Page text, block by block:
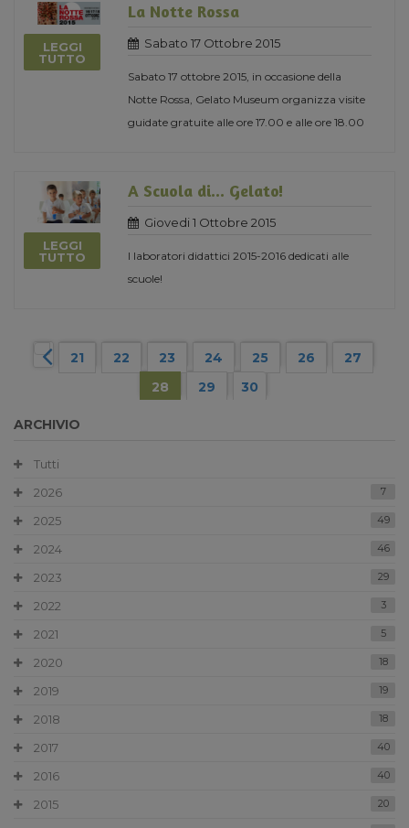
LEGGI
TUTTO
La Notte Rossa
Sabato 17 Ottobre 2015
Sabato 17 ottobre 2015, in occasione della
Notte Rossa, Gelato Museum organizza visite
guidate gratuite alle ore 17.00 e alle ore 18.00
LEGGI
TUTTO
A Scuola di... Gelato!
Giovedi 1 Ottobre 2015
I laboratori didattici 2015-2016 dedicati alle
scuole!
21 22 23 24 25 26
27
28
29 30
ARCHIVIO
Tutti
2026
7
2025 49
2024 46
2023 29
2022 3
2021 5
2020 18
2019 19
2018 18
2017 40
2016 40
2015 20